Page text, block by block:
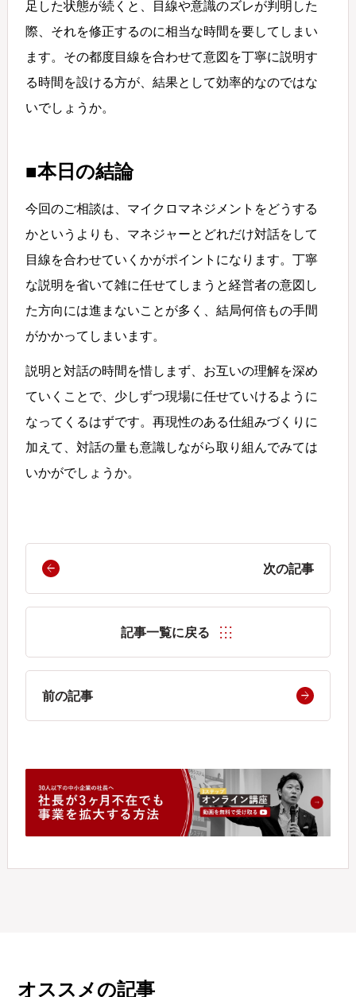
足した状態が続くと、目線や意識のズレが判明した
際、それを修正するのに相当な時間を要してしまい
ます。その都度目線を合わせて意図を丁寧に説明す
る時間を設ける方が、結果として効率的なのではな
いでしょうか。
■本日の結論
今回のご相談は、マイクロマネジメントをどうする
かというよりも、マネジャーとどれだけ対話をして
目線を合わせていくかがポイントになります。丁寧
な説明を省いて雑に任せてしまうと経営者の意図し
た方向には進まないことが多く、結局何倍もの手間
がかかってしまいます。
説明と対話の時間を惜しまず、お互いの理解を深め
ていくことで、少しずつ現場に任せていけるように
なってくるはずです。再現性のある仕組みづくりに
加えて、対話の量も意識しながら取り組んでみては
いかがでしょうか。
次の記事
記事一覧に戻る
前の記事
オススメの記事